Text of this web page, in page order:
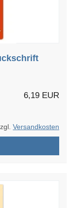
6,19 EUR
Versandkosten